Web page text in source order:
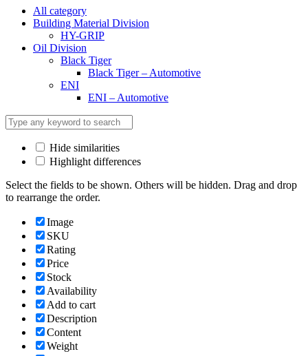
All category
Building Material Division
HY-GRIP
Oil Division
Black Tiger
Black Tiger – Automotive
ENI
ENI – Automotive
Hide similarities
Highlight differences
Select the fields to be shown. Others will be hidden. Drag and drop
to rearrange the order.
Image
SKU
Rating
Price
Stock
Availability
Add to cart
Description
Content
Weight